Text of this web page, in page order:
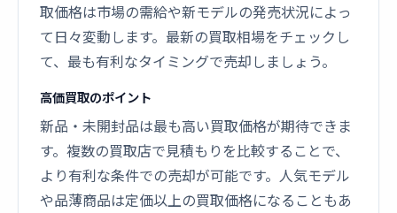
取価格は市場の需給や新モデルの発売状況によっ
て日々変動します。最新の買取相場をチェックし
て、最も有利なタイミングで売却しましょう。
高価買取のポイント
新品・未開封品は最も高い買取価格が期待できま
す。複数の買取店で見積もりを比較することで、
より有利な条件での売却が可能です。人気モデル
や品薄商品は定価以上の買取価格になることもあ